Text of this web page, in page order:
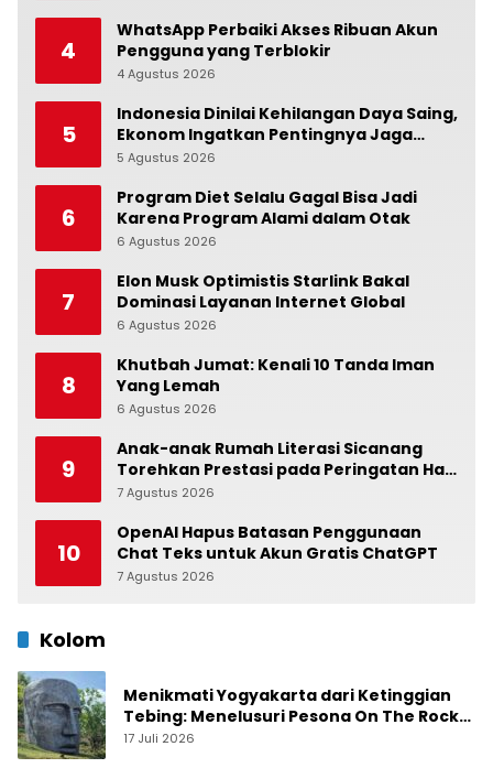
4
WhatsApp Perbaiki Akses Ribuan Akun
Pengguna yang Terblokir
4 Agustus 2026
5
Indonesia Dinilai Kehilangan Daya Saing,
Ekonom Ingatkan Pentingnya Jaga
Independensi Bank Indonesia
5 Agustus 2026
6
Program Diet Selalu Gagal Bisa Jadi
Karena Program Alami dalam Otak
6 Agustus 2026
7
Elon Musk Optimistis Starlink Bakal
Dominasi Layanan Internet Global
6 Agustus 2026
8
Khutbah Jumat: Kenali 10 Tanda Iman
Yang Lemah
6 Agustus 2026
9
Anak-anak Rumah Literasi Sicanang
Torehkan Prestasi pada Peringatan Hari
Anak Nasional di Kecamatan Medan
7 Agustus 2026
10
OpenAI Hapus Batasan Penggunaan
Chat Teks untuk Akun Gratis ChatGPT
7 Agustus 2026
Kolom
Menikmati Yogyakarta dari Ketinggian
Tebing: Menelusuri Pesona On The Rock
Jogja yang Sedang Naik Daun
17 Juli 2026